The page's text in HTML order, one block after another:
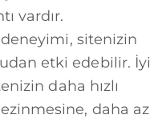
vardır.
deneyimi, sitenizin
etki edebilir. İyi
daha hızlı
daha az